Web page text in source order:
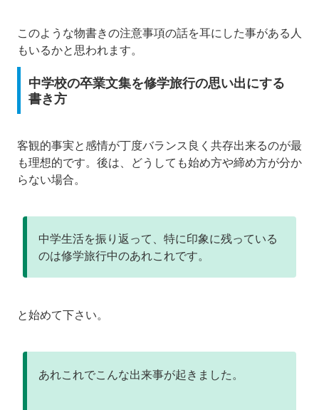
このような物書きの注意事項の話を耳にした事がある人
もいるかと思われます。
中学校の卒業文集を修学旅行の思い出にする
書き方
客観的事実と感情が丁度バランス良く共存出来るのが最
も理想的です。後は、どうしても始め方や締め方が分か
らない場合。
中学生活を振り返って、特に印象に残っている
のは修学旅行中のあれこれです。
と始めて下さい。
あれこれでこんな出来事が起きました。